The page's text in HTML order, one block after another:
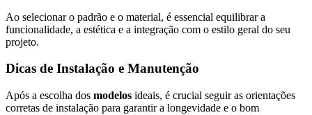
Ao selecionar o padrão e o material, é essencial equilibrar a
funcionalidade, a estética e a integração com o estilo geral do seu
projeto.
Dicas de Instalação e Manutenção
Após a escolha dos modelos ideais, é crucial seguir as orientações
corretas de instalação para garantir a longevidade e o bom